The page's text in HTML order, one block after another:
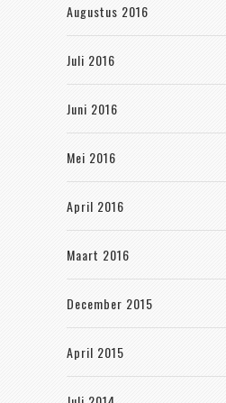
Augustus 2016
Juli 2016
Juni 2016
Mei 2016
April 2016
Maart 2016
December 2015
April 2015